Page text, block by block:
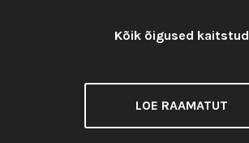
Litsents:
Kõik õigused kaitstud
LOE RAAMATUT